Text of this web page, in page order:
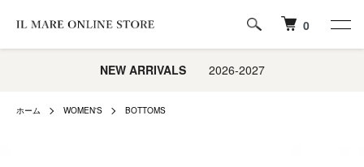
0
NEW ARRIVALS2026-2027
ホーム WOMEN'S BOTTOMS